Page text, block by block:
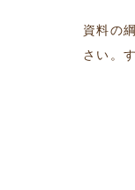
資料の
さい。